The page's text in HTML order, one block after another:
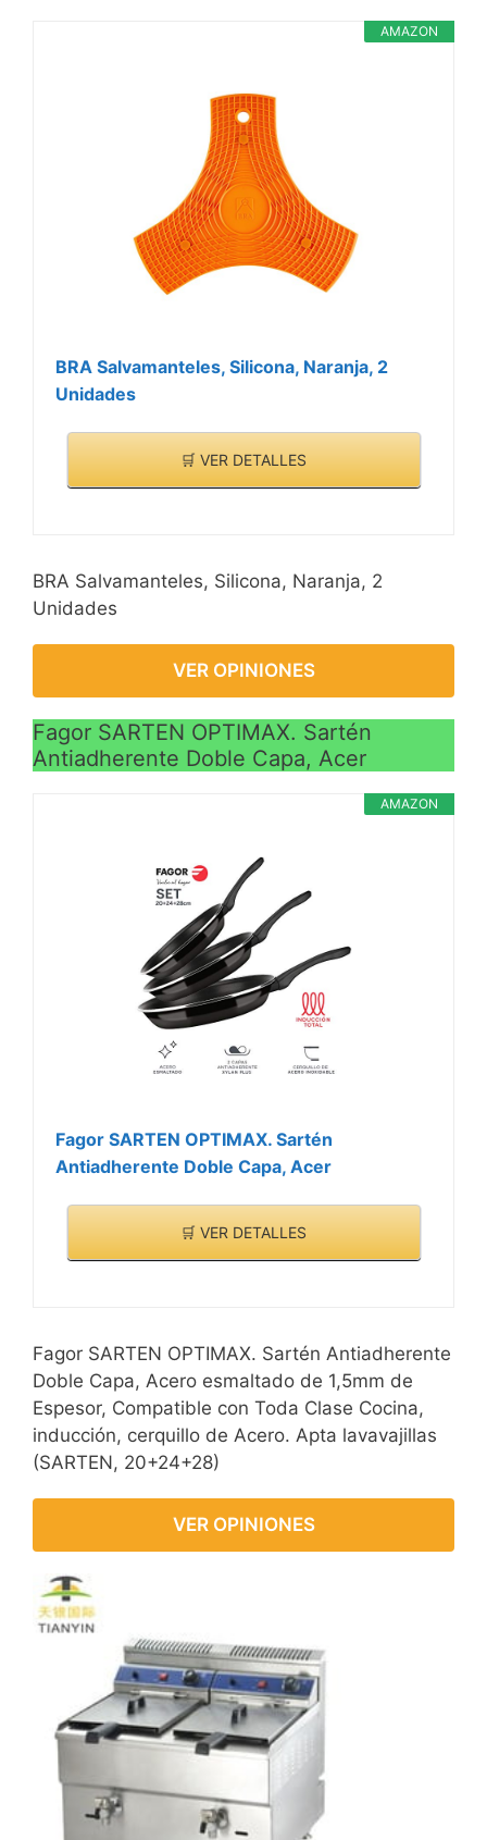
AMAZON
BRA Salvamanteles, Silicona, Naranja, 2
Unidades
🛒 VER DETALLES
BRA Salvamanteles, Silicona, Naranja, 2
Unidades
VER OPINIONES
Fagor SARTEN OPTIMAX. Sartén
Antiadherente Doble Capa, Acer
AMAZON
Fagor SARTEN OPTIMAX. Sartén
Antiadherente Doble Capa, Acer
🛒 VER DETALLES
Fagor SARTEN OPTIMAX. Sartén Antiadherente
Doble Capa, Acero esmaltado de 1,5mm de
Espesor, Compatible con Toda Clase Cocina,
inducción, cerquillo de Acero. Apta lavavajillas
(SARTEN, 20+24+28)
VER OPINIONES